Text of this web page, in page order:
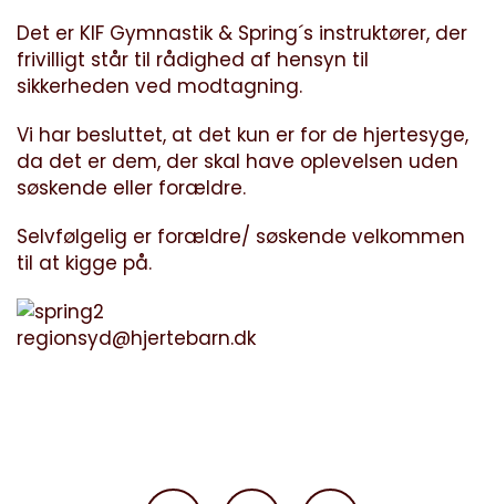
Det er KIF Gymnastik & Spring´s instruktører, der
frivilligt står til rådighed af hensyn til
sikkerheden ved modtagning.
Vi har besluttet, at det kun er for de hjertesyge,
da det er dem, der skal have oplevelsen uden
søskende eller forældre.
Selvfølgelig er forældre/ søskende velkommen
til at kigge på.
regionsyd@hjertebarn.dk